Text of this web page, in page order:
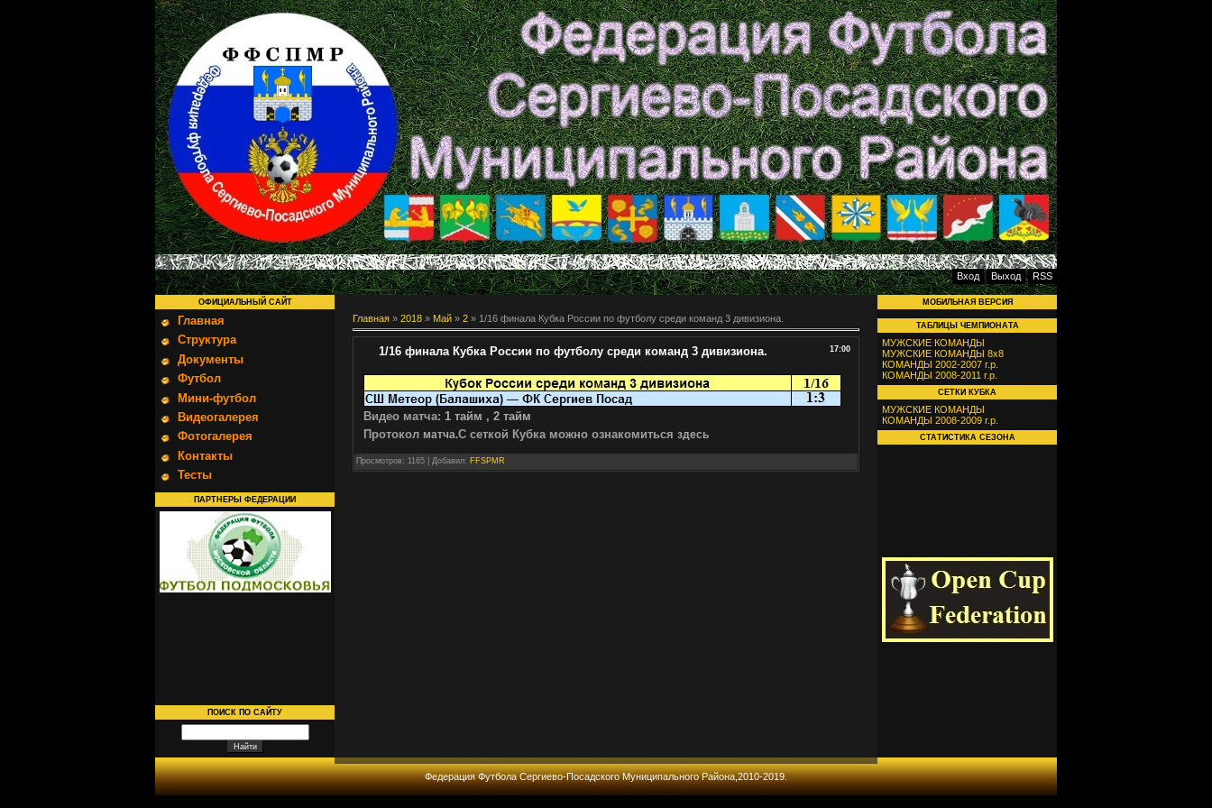
Вход Выход RSS
ОФИЦИАЛЬНЫЙ САЙТ
Главная
Структура
Документы
Футбол
Мини-футбол
Видеогалерея
Фотогалерея
Контакты
Тесты
ПАРТНЕРЫ ФЕДЕРАЦИИ
ПОИСК ПО САЙТУ
Главная » 2018 » Май » 2 » 1/16 финала Кубка России по футболу среди команд 3 дивизиона.
17:00
1/16 финала Кубка России по футболу среди команд 3 дивизиона.
Видео матча: 1 тайм , 2 тайм
Протокол матча.С сеткой Кубка можно ознакомиться здесь
Просмотров: 1165 | Добавил: FFSPMR
МОБИЛЬНАЯ ВЕРСИЯ
ТАБЛИЦЫ ЧЕМПИОНАТА
МУЖСКИЕ КОМАНДЫ
МУЖСКИЕ КОМАНДЫ 8х8
КОМАНДЫ 2002-2007 г.р.
КОМАНДЫ 2008-2011 г.р.
СЕТКИ КУБКА
МУЖСКИЕ КОМАНДЫ
КОМАНДЫ 2008-2009 г.р.
СТАТИСТИКА СЕЗОНА
Федерация Футбола Сергиево-Посадского Муниципального Района,2010-2019.